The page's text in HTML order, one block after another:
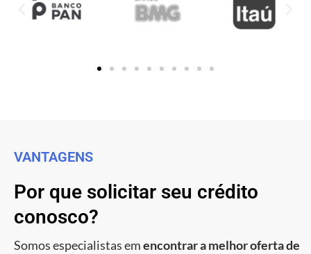
VANTAGENS
Por que solicitar seu crédito
conosco?
Somos especialistas emencontrar a melhor oferta de